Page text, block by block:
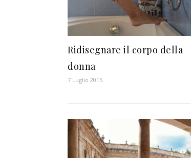
Ridisegnare il corpo della
donna
7 Luglio 2015